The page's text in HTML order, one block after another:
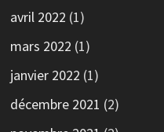
avril 2022 (1)
mars 2022 (1)
janvier 2022 (1)
décembre 2021 (2)